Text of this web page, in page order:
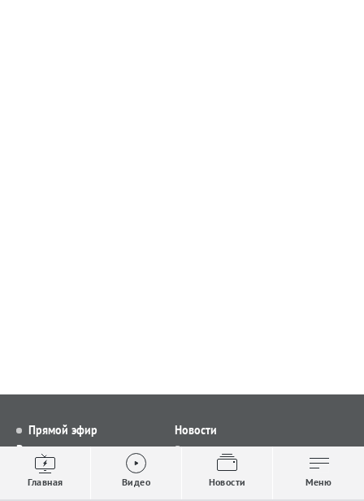
Прямой эфир
Видео
Выпуски новостей
Проекты
Новости
Все новости
Общество
Строительство и ЖКХ
Главная Видео Новости Меню